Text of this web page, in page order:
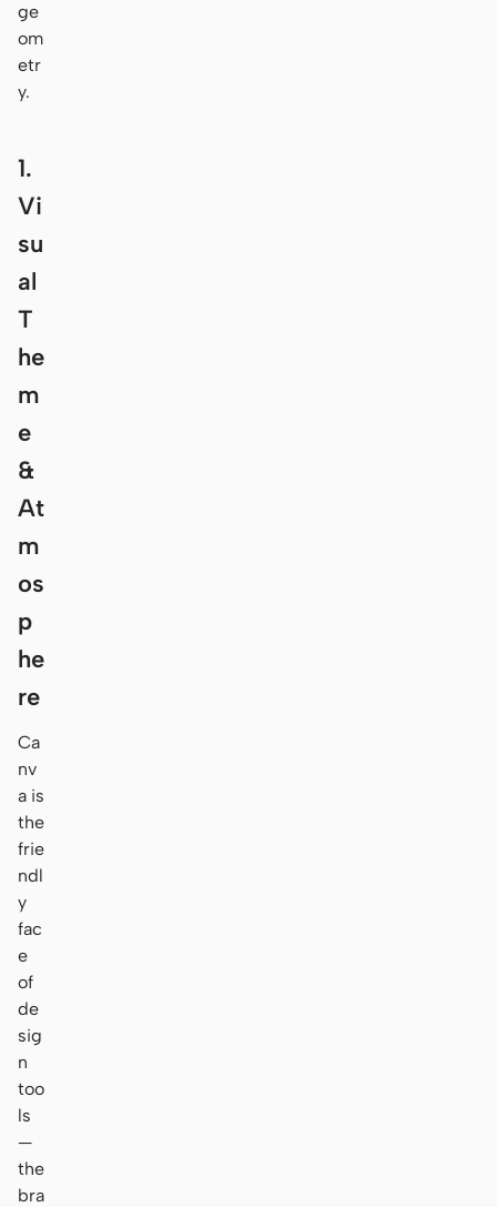
ge
om
etr
y.
1.
Vi
su
al
T
he
m
e
&
At
m
os
p
he
re
Ca
nv
a is
the
frie
ndl
y
fac
e
of
de
sig
n
too
ls
—
the
bra